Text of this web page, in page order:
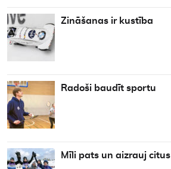
Zināšanas ir kustība
Radoši baudīt sportu
Mīli pats un aizrauj citus